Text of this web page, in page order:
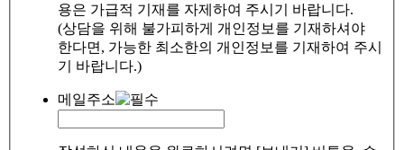
용은 가급적 기재를 자제하여 주시기 바랍니다.
(상담을 위해 불가피하게 개인정보를 기재하셔야
한다면, 가능한 최소한의 개인정보를 기재하여 주시
기 바랍니다.)
메일주소